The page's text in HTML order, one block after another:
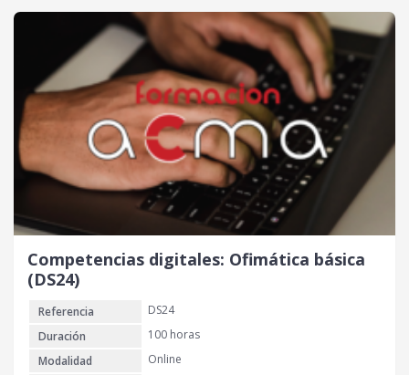
Competencias digitales: Ofimática básica
(DS24)
Referencia
DS24
Duración
100 horas
Modalidad
Online